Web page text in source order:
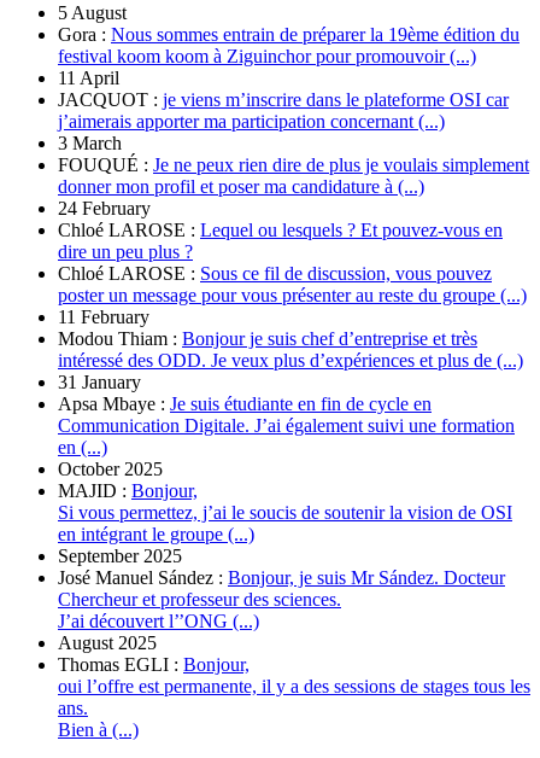
5 August
Gora : Nous sommes entrain de préparer la 19ème édition du
festival koom koom à Ziguinchor pour promouvoir (...)
11 April
JACQUOT : je viens m’inscrire dans le plateforme OSI car
j’aimerais apporter ma participation concernant (...)
3 March
FOUQUÉ : Je ne peux rien dire de plus je voulais simplement
donner mon profil et poser ma candidature à (...)
24 February
Chloé LAROSE : Lequel ou lesquels ? Et pouvez-vous en
dire un peu plus ?
Chloé LAROSE : Sous ce fil de discussion, vous pouvez
poster un message pour vous présenter au reste du groupe (...)
11 February
Modou Thiam : Bonjour je suis chef d’entreprise et très
intéressé des ODD. Je veux plus d’expériences et plus de (...)
31 January
Apsa Mbaye : Je suis étudiante en fin de cycle en
Communication Digitale. J’ai également suivi une formation
en (...)
October 2025
MAJID : Bonjour,
Si vous permettez, j’ai le soucis de soutenir la vision de OSI
en intégrant le groupe (...)
September 2025
José Manuel Sández : Bonjour, je suis Mr Sández. Docteur
Chercheur et professeur des sciences.
J’ai découvert l’’ONG (...)
August 2025
Thomas EGLI : Bonjour,
oui l’offre est permanente, il y a des sessions de stages tous les
ans.
Bien à (...)